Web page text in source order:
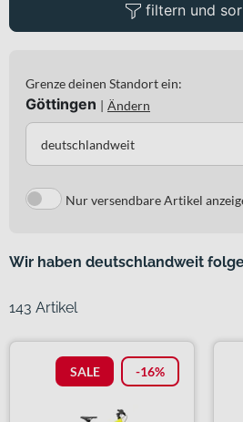
filtern und
Grenze deinen Standort ein:
Göttingen | Ändern
deutschlandweit
Nur versendbare Artikel
Wir haben deutschlandweit
143 Artikel
SALE -16%